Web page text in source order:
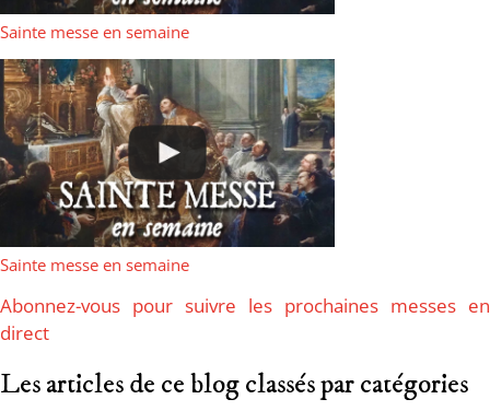
Sainte messe en semaine
Sainte messe en semaine
Abonnez-vous pour suivre les prochaines messes en
direct
Les articles de ce blog classés par catégories